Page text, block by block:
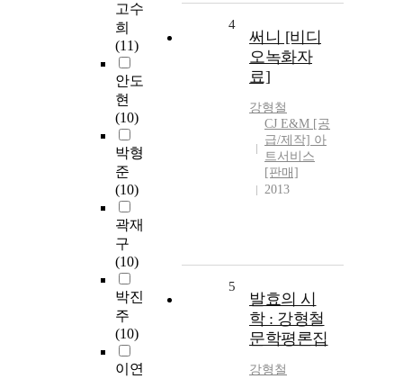
고수
희
(11)
안도
현
(10)
박형
준
(10)
곽재
구
(10)
박진
주
(10)
이연
4
써니 [비디
오녹화자
료]
강형철
CJ E&M [공
급/제작] 아
트서비스
[판매]
2013
5
발효의 시
학 : 강형철
문학평론집
강형철